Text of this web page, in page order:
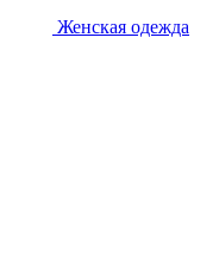
Женская одежда